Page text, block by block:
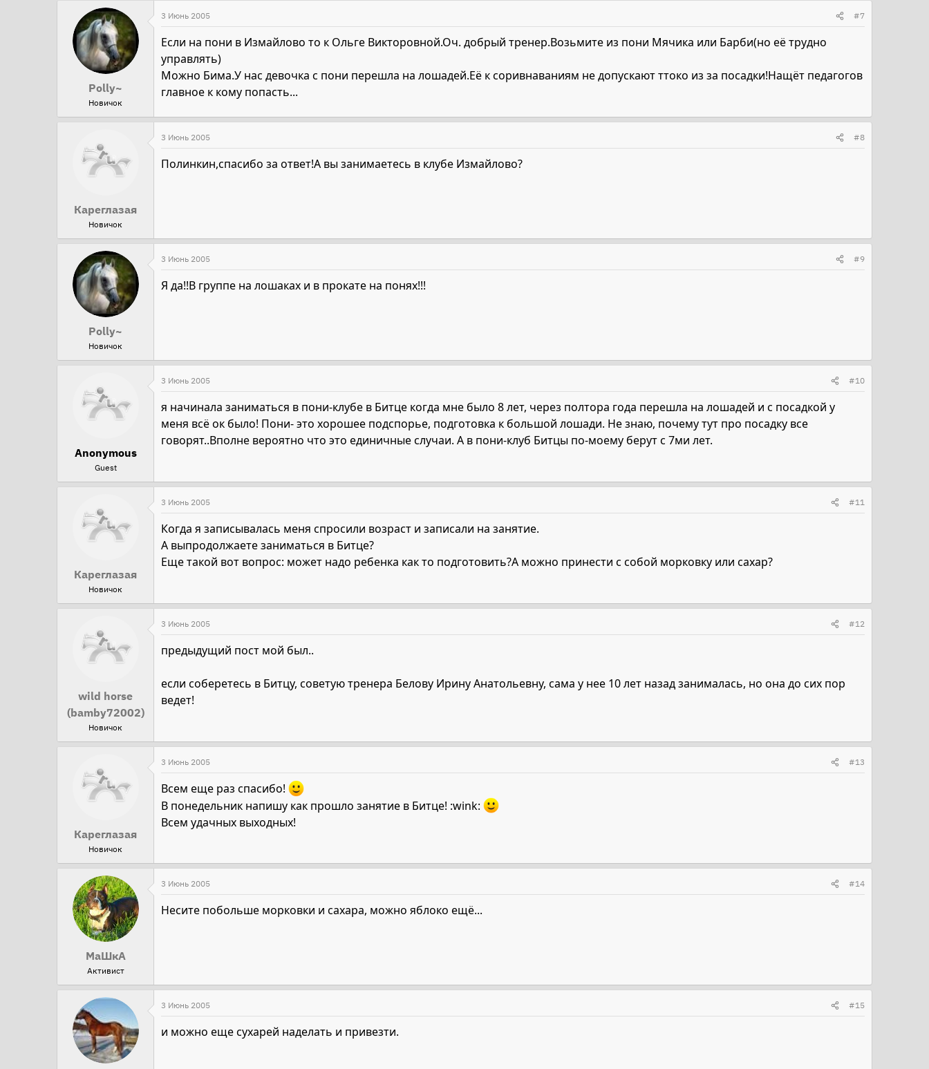
Polly~
Новичок
3 Июнь 2005 #7
Если на пони в Измайлово то к Ольге Викторовной.Оч. добрый тренер.Возьмите из пони Мячика или Барби(но её трудно
управлять)
Можно Бима.У нас девочка с пони перешла на лошадей.Её к соривнаваниям не допускают ттоко из за посадки!Нащёт педагогов
главное к кому попасть...
Кареглазая
Новичок
3 Июнь 2005 #8
Полинкин,спасибо за ответ!А вы занимаетесь в клубе Измайлово?
Polly~
Новичок
3 Июнь 2005 #9
Я да!!В группе на лошаках и в прокате на понях!!!
Anonymous
Guest
3 Июнь 2005 #10
я начинала заниматься в пони-клубе в Битце когда мне было 8 лет, через полтора года перешла на лошадей и с посадкой у
меня всё ок было! Пони- это хорошее подспорье, подготовка к большой лошади. Не знаю, почему тут про посадку все
говорят..Вполне вероятно что это единичные случаи. А в пони-клуб Битцы по-моему берут с 7ми лет.
Кареглазая
Новичок
3 Июнь 2005 #11
Когда я записывалась меня спросили возраст и записали на занятие.
А выпродолжаете заниматься в Битце?
Еще такой вот вопрос: может надо ребенка как то подготовить?А можно принести с собой морковку или сахар?
wild horse
(bamby72002)
Новичок
3 Июнь 2005 #12
предыдущий пост мой был..
если соберетесь в Битцу, советую тренера Белову Ирину Анатольевну, сама у нее 10 лет назад занималась, но она до сих пор
ведет!
Кареглазая
Новичок
3 Июнь 2005 #13
Всем еще раз спасибо!
В понедельник напишу как прошло занятие в Битце! :wink:
Всем удачных выходных!
МaШкA
Активист
3 Июнь 2005 #14
Несите побольше морковки и сахара, можно яблоко ещё...
3 Июнь 2005 #15
и можно еще сухарей наделать и привезти.